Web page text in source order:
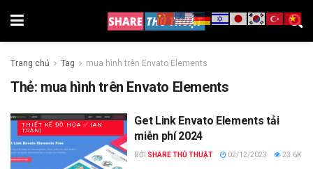
Trang chủ Tag mua hình trên Envato Elements
Thẻ: mua hình trên Envato Elements
THIẾT KẾ ĐỒ HỌA ✅ (AN
TOÀN)
Get Link Envato Elements tải
miễn phí 2024
BỞI SHARE THỦ THUẬT 02/12/2023 23.6K